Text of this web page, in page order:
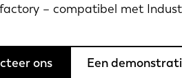
– compatibel met
ons Een